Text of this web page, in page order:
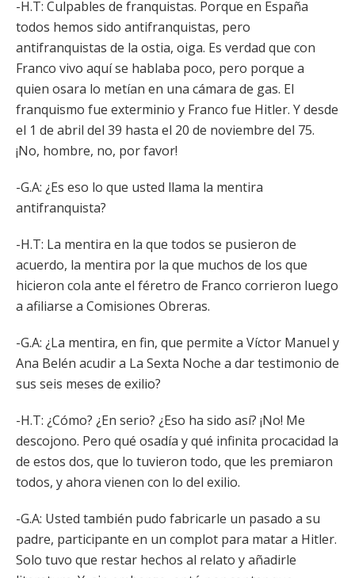
-H.T: Culpables de franquistas. Porque en España
todos hemos sido antifranquistas, pero
antifranquistas de la ostia, oiga. Es verdad que con
Franco vivo aquí se hablaba poco, pero porque a
quien osara lo metían en una cámara de gas. El
franquismo fue exterminio y Franco fue Hitler. Y desde
el 1 de abril del 39 hasta el 20 de noviembre del 75.
¡No, hombre, no, por favor!
-G.A: ¿Es eso lo que usted llama la mentira
antifranquista?
-H.T: La mentira en la que todos se pusieron de
acuerdo, la mentira por la que muchos de los que
hicieron cola ante el féretro de Franco corrieron luego
a afiliarse a Comisiones Obreras.
-G.A: ¿La mentira, en fin, que permite a Víctor Manuel y
Ana Belén acudir a La Sexta Noche a dar testimonio de
sus seis meses de exilio?
-H.T: ¿Cómo? ¿En serio? ¿Eso ha sido así? ¡No! Me
descojono. Pero qué osadía y qué infinita procacidad la
de estos dos, que lo tuvieron todo, que les premiaron
todos, y ahora vienen con lo del exilio.
-G.A: Usted también pudo fabricarle un pasado a su
padre, participante en un complot para matar a Hitler.
Solo tuvo que restar hechos al relato y añadirle